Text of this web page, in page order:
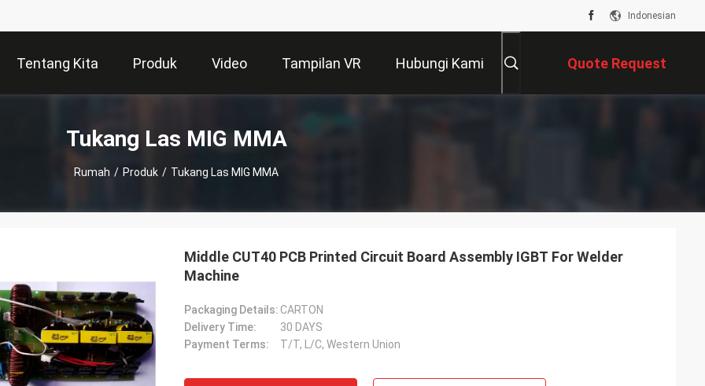
Indonesian
Tentang Kita Produk Video Tampilan VR Hubungi Kami Quote Request
Tukang Las MIG MMA
Rumah / Produk / Tukang Las MIG MMA
Middle CUT40 PCB Printed Circuit Board Assembly IGBT For Welder
Machine
Packaging Details: CARTON
Delivery Time:
30 DAYS
Payment Terms:
T/T, L/C, Western Union